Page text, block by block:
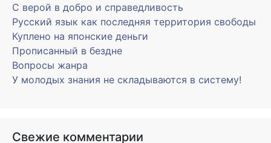
С верой в добро и справедливость
Русский язык как последняя территория свободы
Куплено на японские деньги
Прописанный в бездне
Вопросы жанра
У молодых знания не складываются в систему!
Свежие комментарии